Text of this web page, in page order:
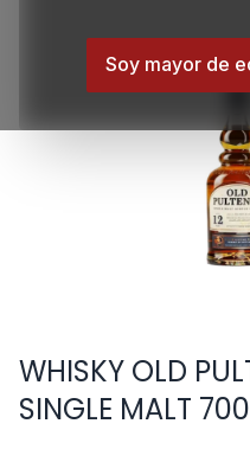
Soy mayor de
WHISKY OLD
SINGLE MALT